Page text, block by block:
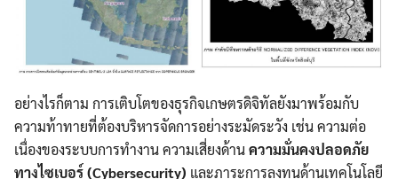
อย่างไรก็ตาม การเติบโตของธุรกิจเกษตรดิจิทัลยังมาพร้อมกับ
ความท้าทายที่ต้องบริหารจัดการอย่างระมัดระวัง เช่น ความต่อ
เนื่องของระบบการทำงาน ความเสี่ยงด้านความมั่นคงปลอดภัย
ทางไซเบอร์ (Cybersecurity) และภาระการลงทุนด้านเทคโนโลยี